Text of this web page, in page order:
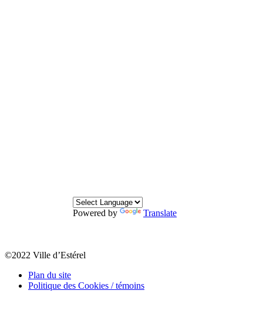
Powered by Translate
©2022 Ville d’Estérel
Plan du site
Politique des Cookies / témoins